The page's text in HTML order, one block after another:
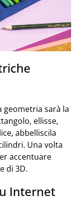
geometria sarà la
ellisse,
abbelliscila
Una volta
accentuare
di 3D.
Internet